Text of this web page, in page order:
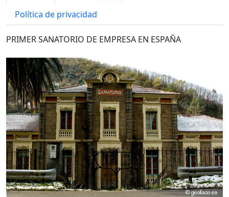
Política de privacidad
PRIMER SANATORIO DE EMPRESA EN ESPAÑA